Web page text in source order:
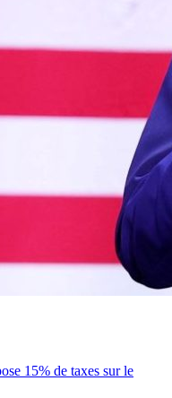
15% de taxes sur le